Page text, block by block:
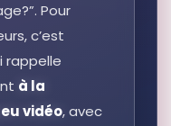
VÉRIFIER
Skylanders
Pour
c’est
rappelle
à la
vidéo, avec